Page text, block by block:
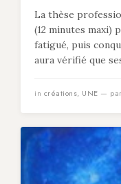
La thèse
(12 minutes maxi)
fatigué, puis
aura vérifié que
in créations, UNE —